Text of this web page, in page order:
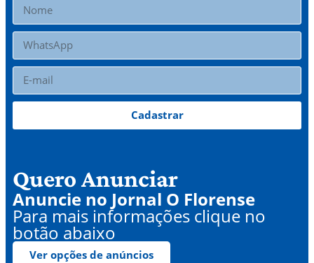
Cadastrar
Quero Anunciar
Anuncie no Jornal O Florense
Para mais informações clique no
botão abaixo
Ver opções de anúncios